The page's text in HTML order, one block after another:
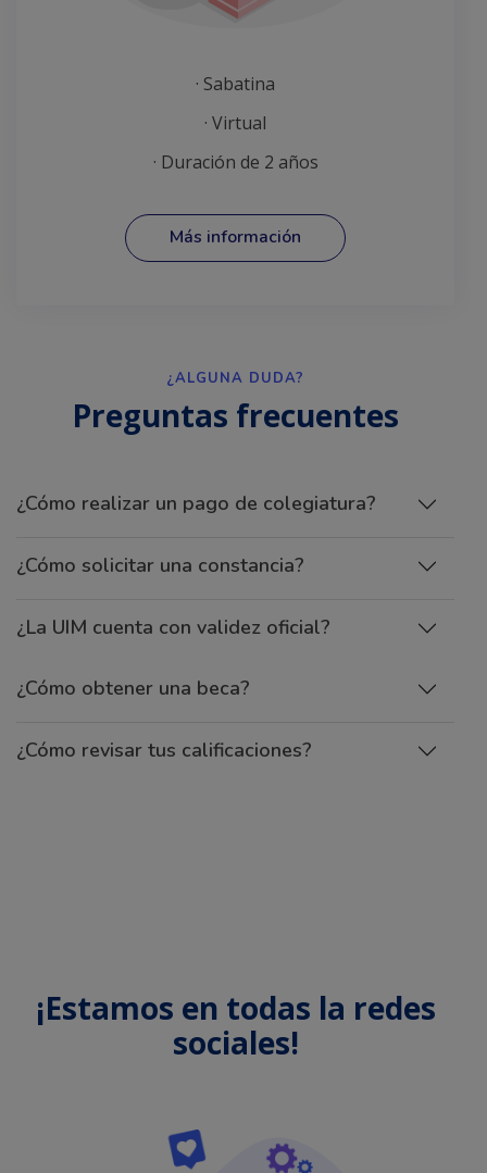
· Sabatina
· Virtual
· Duración de 2 años
Más información
¿ALGUNA DUDA?
Preguntas frecuentes
¿Cómo realizar un pago de colegiatura?
¿Cómo solicitar una constancia?
¿La UIM cuenta con validez oficial?
¿Cómo obtener una beca?
¿Cómo revisar tus calificaciones?
¡Estamos en todas la redes
sociales!